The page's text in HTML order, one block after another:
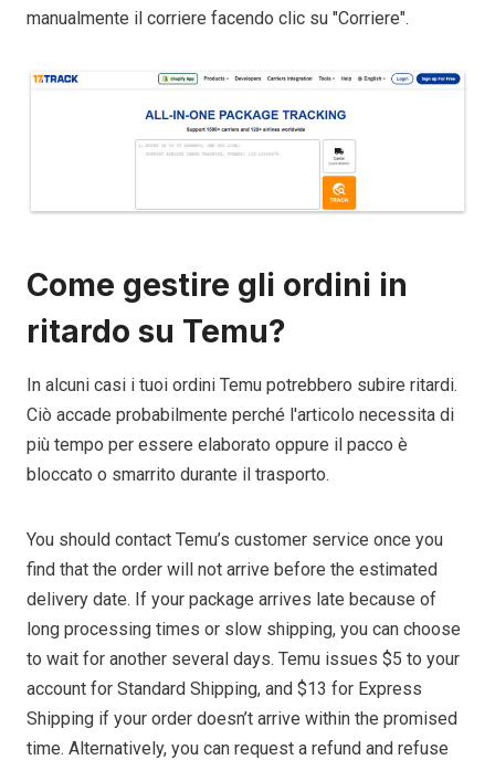
manualmente il corriere facendo clic su "Corriere".
Come gestire gli ordini in
ritardo su Temu?
In alcuni casi i tuoi ordini Temu potrebbero subire ritardi.
Ciò accade probabilmente perché l'articolo necessita di
più tempo per essere elaborato oppure il pacco è
bloccato o smarrito durante il trasporto.
You should contact Temu’s customer service once you
find that the order will not arrive before the estimated
delivery date. If your package arrives late because of
long processing times or slow shipping, you can choose
to wait for another several days. Temu issues $5 to your
account for Standard Shipping, and $13 for Express
Shipping if your order doesn’t arrive within the promised
time. Alternatively, you can request a refund and refuse